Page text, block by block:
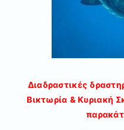
Διαδραστικές
Βικτωρία & Κυριακή